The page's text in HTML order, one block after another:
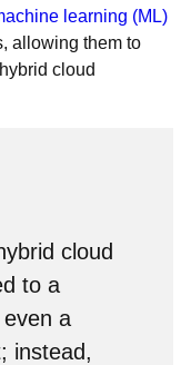
learning (ML)
allowing them to
cloud
cloud
to a
a
instead,